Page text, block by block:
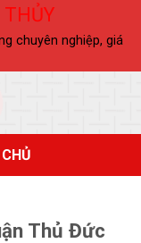
THỦY
chuyên nghiệp, giá
Thủ Đức